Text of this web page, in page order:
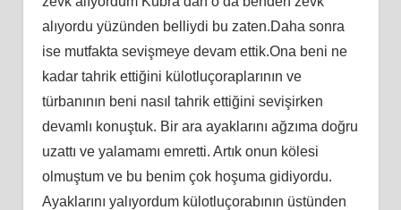
alıyordu yüzünden belliydi bu zaten.Daha sonra
ise mutfakta sevişmeye devam ettik.Ona beni ne
kadar tahrik ettiğini külotluçoraplarının ve
türbanının beni nasıl tahrik ettiğini sevişirken
devamlı konuştuk. Bir ara ayaklarını ağzıma doğru
uzattı ve yalamamı emretti. Artık onun kölesi
olmuştum ve bu benim çok hoşuma gidiyordu.
Ayaklarını yalıyordum külotluçorabının üstünden